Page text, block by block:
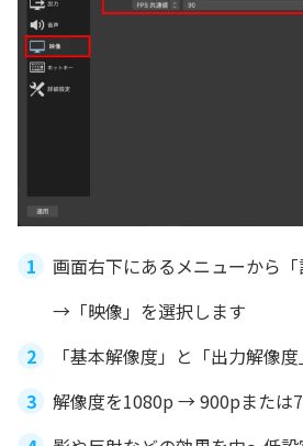
画面右下にあるメニューから「
→「映像」を選択します
「基本解像度」と「出力解像
解像度を1080p → 900pまたは